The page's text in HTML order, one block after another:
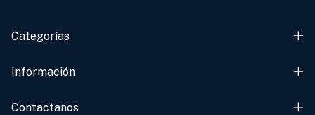
Categorías
Información
Contactanos